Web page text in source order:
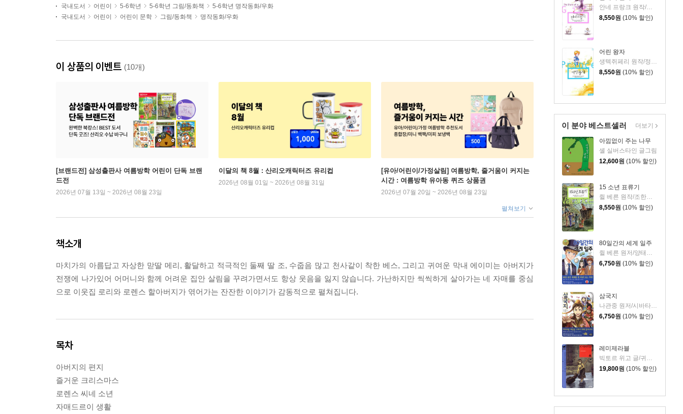
안네 프랑크 원작/백승자 역/최미숙 그림/이지훈 해설
8,550원 (10% 할인)
어린 왕자
생텍쥐페리 원작/정진숙 역/문계주 그림/김준우 해설
8,550원 (10% 할인)
이 분야 베스트셀러
아낌없이 주는 나무
셸 실버스타인 글그림
12,600원 (10% 할인)
15 소년 표류기
쥘 베른 원작/조한기 역/김순금 그림/김준우 해설
8,550원 (10% 할인)
80일간의 세계 일주
쥘 베른 원저/양태석 글/한송이 그림
6,750원 (10% 할인)
삼국지
6,750원 (10% 할인)
레미제라블
빅토르 위고 글/귀스타브 브리옹 그림/염명순 역
19,800원 (10% 할인)
더보기
국내도서
어린이 5-6학년 5-6학년 그림/동화책
5-6학년 명작동화/우화
국내도서
어린이 어린이 문학 그림/동화책 명작동화/우화
이 상품의 이벤트 (10개)
[브랜드전] 삼성출판사 여름방학 어린이 단독 브랜
드전
2026년 07월 13일 ~ 2026년 08월 23일
이달의 책 8월 : 산리오캐릭터즈 유리컵
2026년 08월 01일 ~ 2026년 08월 31일
[유아/어린이/가정살림] 여름방학, 줄거움이 커지는
시간 : 여름방학 유아동 퀴즈 상품권
2026년 07월 20일 ~ 2026년 08월 23일
펼쳐보기
책소개
마치가의 아름답고 자상한 맏딸 메리, 활달하고 적극적인 둘째 딸 조, 수줍음 많고 천사같이 착한 베스, 그리고 귀여운 막내 에이미는 아버지가
전쟁에 나가있어 어머니와 함께 어려운 집안 살림을 꾸려가면서도 항상 웃음을 잃지 않습니다. 가난하지만 씩씩하게 살아가는 네 자매를 중심
으로 이웃집 로리와 로렌스 할아버지가 엮어가는 잔잔한 이야기가 감동적으로 펼쳐집니다.
목차
아버지의 편지
즐거운 크리스마스
로렌스 씨네 소년
자매드르이 생활